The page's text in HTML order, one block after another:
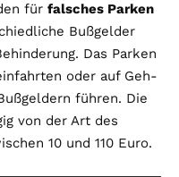
für falsches Parken
Bußgelder
Das Parken
oder auf Geh-
führen. Die
von der Art des
10 und 110 Euro.